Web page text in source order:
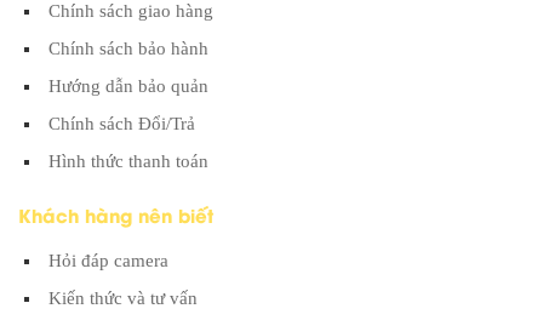
Chính sách giao hàng
Chính sách bảo hành
Hướng dẫn bảo quản
Chính sách Đổi/Trả
Hình thức thanh toán
Khách hàng nên biết
Hỏi đáp camera
Kiến thức và tư vấn